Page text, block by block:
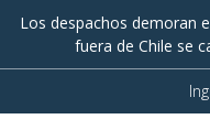
Los despachos demoran
fuera de Chile se